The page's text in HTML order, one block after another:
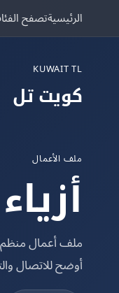
الرئيسيةتصفح
KUWAIT TL
كويت تل
ملف الأعمال
ملف أعمال منظم
أوضح للاتصال